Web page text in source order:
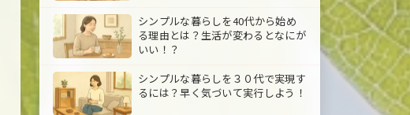
シンプルな暮らしを40代から始め
る理由とは？生活が変わるとなにが
いい！？
シンプルな暮らしを３０代で実現す
るには？早く気づいて実行しよう！